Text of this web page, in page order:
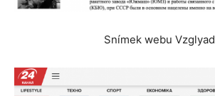
Snímek webu Vzglyad